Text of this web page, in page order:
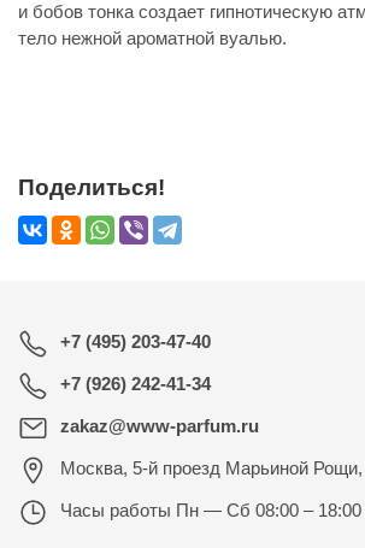
и бобов тонка создает гипнотическую
тело нежной ароматной вуалью.
Поделиться!
+7 (495) 203-47-40
+7 (926) 242-41-34
zakaz@www-parfum.ru
Москва, 5-й проезд Марьиной Рощи,
Часы работы Пн — Сб 08:00 – 18:00